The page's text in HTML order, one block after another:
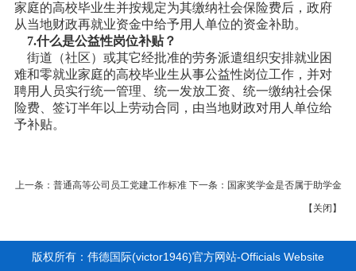
家庭的高校毕业生并按规定为其缴纳社会保险费后，政府
从当地财政再就业资金中给予用人单位的资金补助。
7.什么是公益性岗位补贴？
街道（社区）或其它经批准的劳务派遣组织安排就业困
难和零就业家庭的高校毕业生从事公益性岗位工作，并对
聘用人员实行统一管理、统一发放工资、统一缴纳社会保
险费、签订半年以上劳动合同，由当地财政对用人单位给
予补贴。
上一条：普通高等公司员工党建工作标准 下一条： 国家奖学金是否属于助学金
【 关闭 】
版权所有：伟德国际(victor1946)官方网站-Officials Website